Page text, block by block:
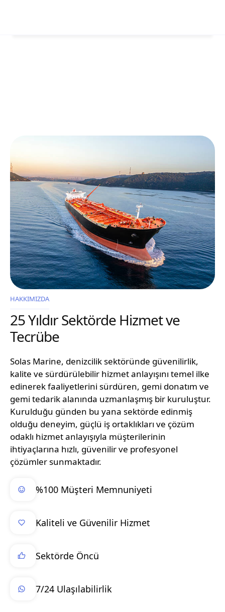
HAKKIMIZDA
25 Yıldır Sektörde Hizmet ve
Tecrübe
Solas Marine, denizcilik sektöründe güvenilirlik,
kalite ve sürdürülebilir hizmet anlayışını temel ilke
edinerek faaliyetlerini sürdüren, gemi donatım ve
gemi tedarik alanında uzmanlaşmış bir kuruluştur.
Kurulduğu günden bu yana sektörde edinmiş
olduğu deneyim, güçlü iş ortaklıkları ve çözüm
odaklı hizmet anlayışıyla müşterilerinin
ihtiyaçlarına hızlı, güvenilir ve profesyonel
çözümler sunmaktadır.
%100 Müşteri Memnuniyeti
Kaliteli ve Güvenilir Hizmet
Sektörde Öncü
7/24 Ulaşılabilirlik